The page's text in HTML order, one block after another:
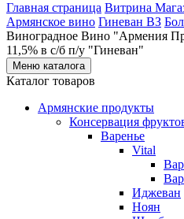
Главная страница Витрина
Армянское вино Гиневан ВЗ
Виноградное Вино "Армения
11,5% в с/б п/у "Гиневан"
Меню каталога
Каталог товаров
Армянские продукты
Консервация
Варенье
Vital
Иджеван
Ноян